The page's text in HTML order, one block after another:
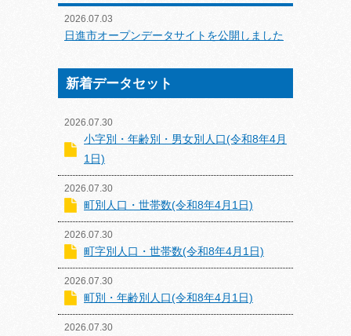
2026.07.03
日進市オープンデータサイトを公開しました
新着データセット
2026.07.30
小字別・年齢別・男女別人口(令和8年4月
1日)
2026.07.30
町別人口・世帯数(令和8年4月1日)
2026.07.30
町字別人口・世帯数(令和8年4月1日)
2026.07.30
町別・年齢別人口(令和8年4月1日)
2026.07.30